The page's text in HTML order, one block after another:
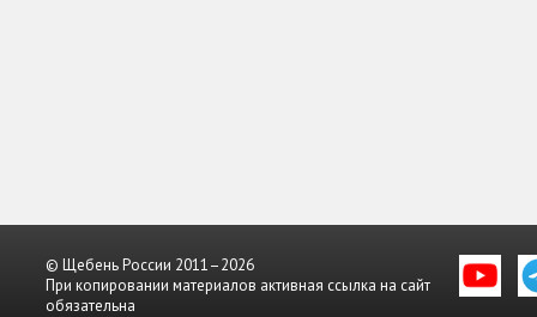
© Щебень России 2011–2026
При копировании материалов активная ссылка на сайт
обязательна